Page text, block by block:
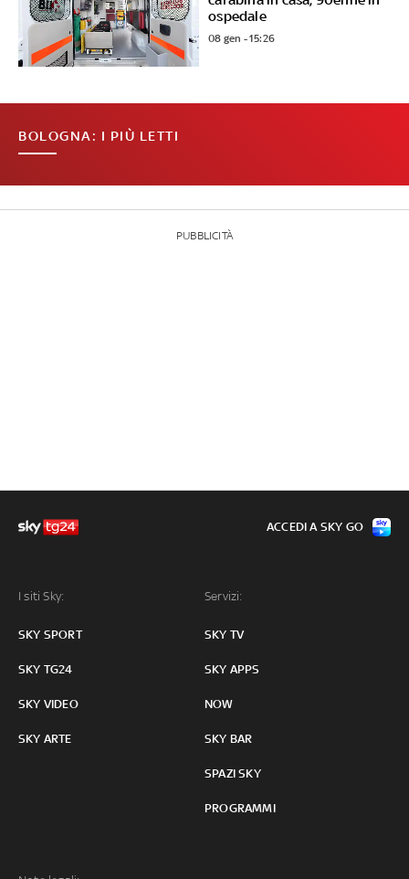
ospedale
08 gen - 15:26
BOLOGNA: I PIÙ LETTI
PUBBLICITÀ
I siti Sky:
SKY SPORT
SKY TG24
SKY VIDEO
SKY ARTE
Servizi:
SKY TV
SKY APPS
NOW
SKY BAR
SPAZI SKY
PROGRAMMI
ACCEDI A SKY GO